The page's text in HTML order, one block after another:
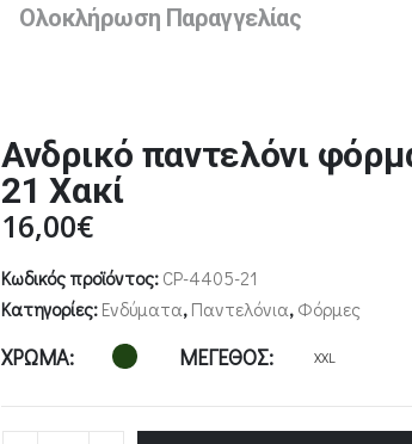
Ολοκλήρωση Παραγγελίας
Ανδρικό παντελόνι
21 Χακί
16,00€
Κωδικός προϊόντος: CP-4405-21
Κατηγορίες: Ενδύματα, Παντελόνια, Φόρμες
ΧΡΩΜΑ ΜΕΓΕΘΟΣ XXL